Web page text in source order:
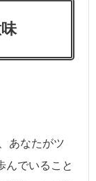
あなたがツ
んでいること